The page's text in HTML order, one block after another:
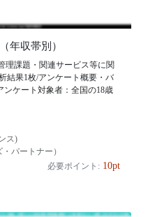
年収帯別）
理課題・関連サービス等に関
結果1枚/アンケート概要・バ
ンケート対象者：全国の18歳
ス)
パートナー）
必要ポイント: 10pt